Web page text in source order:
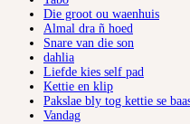
Die groot ou waenhuis
Almal dra ñ hoed
Snare van die son
dahlia
Liefde kies self pad
Kettie en klip
Pakslae bly tog kettie se
Vandag